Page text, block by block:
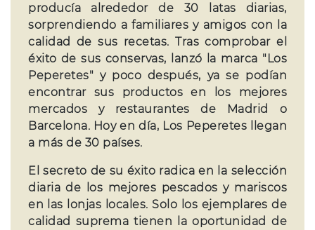
producía alrededor de 30 latas diarias,
sorprendiendo a familiares y amigos con la
calidad de sus recetas. Tras comprobar el
éxito de sus conservas, lanzó la marca "Los
Peperetes" y poco después, ya se podían
encontrar sus productos en los mejores
mercados y restaurantes de Madrid o
Barcelona. Hoy en día, Los Peperetes llegan
a más de 30 países.
El secreto de su éxito radica en la selección
diaria de los mejores pescados y mariscos
en las lonjas locales. Solo los ejemplares de
calidad suprema tienen la oportunidad de